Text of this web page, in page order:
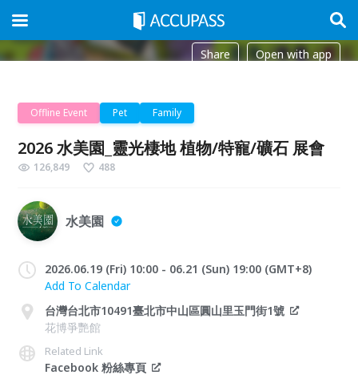
Share Open with app
Offline Event Pet Family
2026 水美園_靈光棲地 植物/特寵/礦石 展會
126,849 488
水美園
2026.06.19 (Fri) 10:00 - 06.21 (Sun) 19:00 (GMT+8)
Add To Calendar
台灣台北市10491臺北市中山區圓山里玉門街1號
花博爭艷館
Related Link
Facebook 粉絲專頁